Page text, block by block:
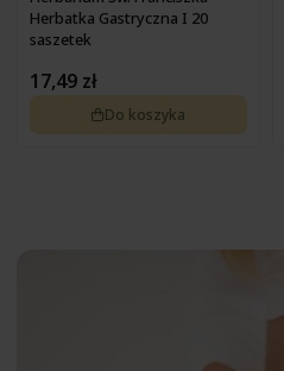
Herbatka Gastryczna I 20
saszetek
17,49 zł
Do koszyka